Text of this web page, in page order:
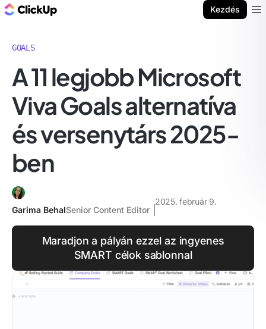
Kezdés
GOALS
A 11 legjobb Microsoft
Viva Goals alternatíva
és versenytárs 2025-
ben
Garima BehalSenior Content Editor
2025. február 9.
Maradjon a pályán ezzel az ingyenes
SMART célok sablonnal